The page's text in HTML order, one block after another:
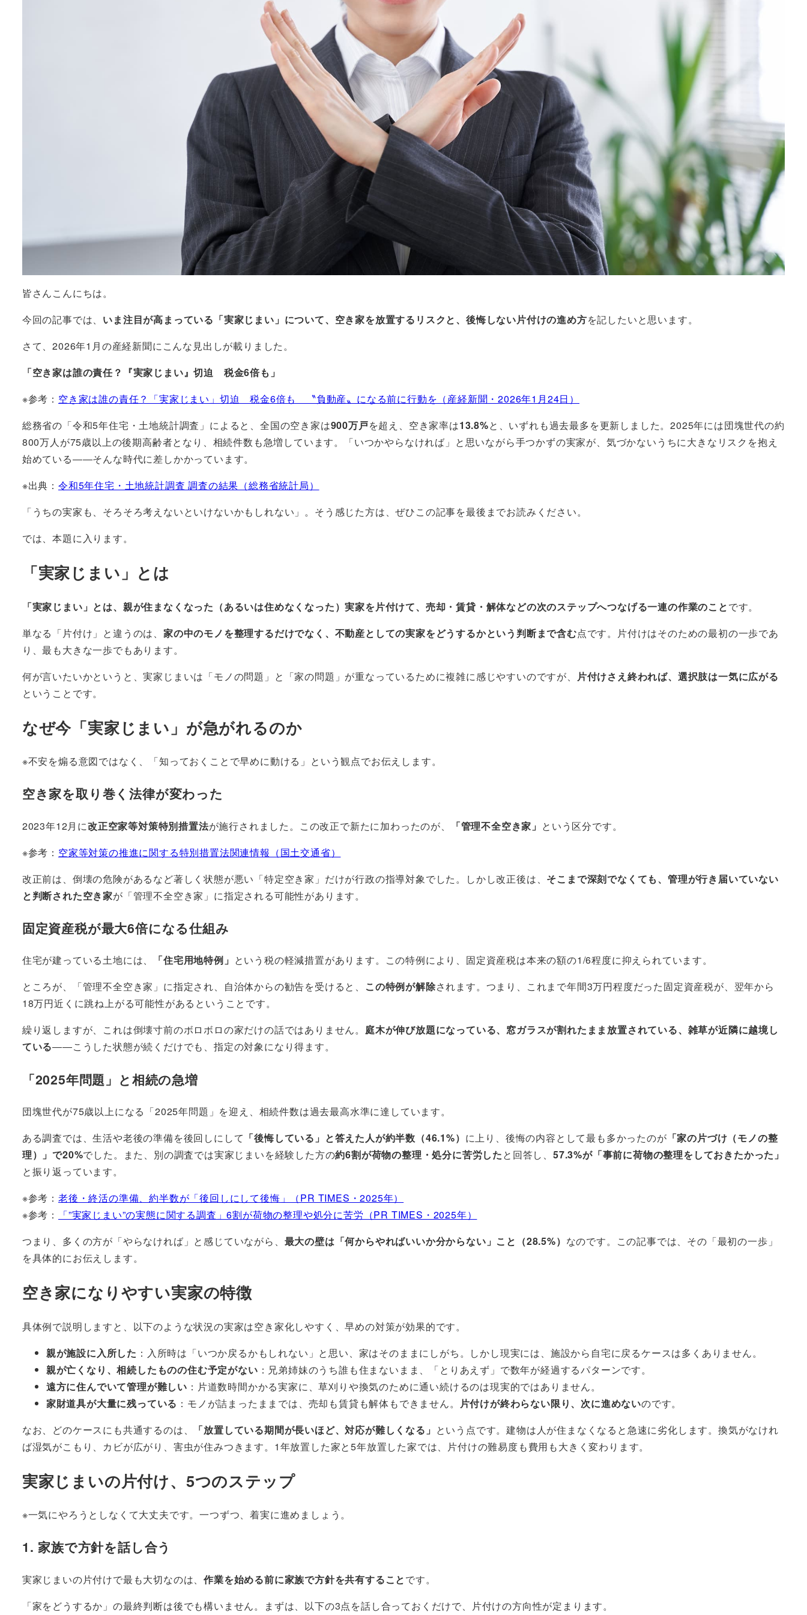
皆さんこんにちは。
今回の記事では、 いま注目が高まっている「実家じまい」について、空き家を放置するリスクと、後悔しない片付けの進め方を記したいと思います。
さて、2026年1月の産経新聞にこんな見出しが載りました。
「空き家は誰の責任？『実家じまい』切迫 税金6倍も」
※参考： 空き家は誰の責任？「実家じまい」切迫 税金6倍も 〝負動産〟になる前に行動を（産経新聞・2026年1月24日）
総務省の「令和5年住宅・土地統計調査」によると、全国の空き家は900万戸を超え、空き家率は13.8%と、いずれも過去最多を更新しました。2025年には団塊世代の約
800万人が75歳以上の後期高齢者となり、相続件数も急増しています。「いつかやらなければ」と思いながら手つかずの実家が、気づかないうちに大きなリスクを抱え
始めている――そんな時代に差しかかっています。
※出典： 令和5年住宅・土地統計調査 調査の結果（総務省統計局）
「うちの実家も、そろそろ考えないといけないかもしれない」。そう感じた方は、ぜひこの記事を最後までお読みください。
では、本題に入ります。
「実家じまい」とは
「実家じまい」とは、親が住まなくなった（あるいは住めなくなった）実家を片付けて、売却・賃貸・解体などの次のステップへつなげる一連の作業のことです。
単なる「片付け」と違うのは、 家の中のモノを整理するだけでなく、不動産としての実家をどうするかという判断まで含む点です。片付けはそのための最初の一歩であ
り、最も大きな一歩でもあります。
何が言いたいかというと、実家じまいは「モノの問題」と「家の問題」が重なっているために複雑に感じやすいのですが、 片付けさえ終われば、選択肢は一気に広がる
ということです。
なぜ今「実家じまい」が急がれるのか
※不安を煽る意図ではなく、「知っておくことで早めに動ける」という観点でお伝えします。
空き家を取り巻く法律が変わった
2023年12月に改正空家等対策特別措置法が施行されました。この改正で新たに加わったのが、 「管理不全空き家」 という区分です。
※参考： 空家等対策の推進に関する特別措置法関連情報（国土交通省）
改正前は、倒壊の危険があるなど著しく状態が悪い「特定空き家」だけが行政の指導対象でした。しかし改正後は、 そこまで深刻でなくても、管理が行き届いていない
と判断された空き家が「管理不全空き家」に指定される可能性があります。
固定資産税が最大6倍になる仕組み
住宅が建っている土地には、 「住宅用地特例」 という税の軽減措置があります。この特例により、固定資産税は本来の額の1/6程度に抑えられています。
ところが、「管理不全空き家」に指定され、自治体からの勧告を受けると、 この特例が解除されます。つまり、これまで年間3万円程度だった固定資産税が、翌年から
18万円近くに跳ね上がる可能性があるということです。
繰り返しますが、これは倒壊寸前のボロボロの家だけの話ではありません。 庭木が伸び放題になっている、窓ガラスが割れたまま放置されている、雑草が近隣に越境し
ている――こうした状態が続くだけでも、指定の対象になり得ます。
「2025年問題」と相続の急増
団塊世代が75歳以上になる「2025年問題」を迎え、相続件数は過去最高水準に達しています。
ある調査では、生活や老後の準備を後回しにして 「後悔している」と答えた人が約半数（46.1%） に上り、後悔の内容として最も多かったのが 「家の片づけ（モノの整
理）」で20%でした。また、別の調査では実家じまいを経験した方の約6割が荷物の整理・処分に苦労したと回答し、57.3%が「事前に荷物の整理をしておきたかった」
と振り返っています。
※参考： 老後・終活の準備、約半数が「後回しにして後悔」（PR TIMES・2025年）
※参考：
「”実家じまい”の実態に関する調査」6割が荷物の整理や処分に苦労（PR TIMES・2025年）
つまり、多くの方が「やらなければ」と感じていながら、 最大の壁は「何からやればいいか分からない」こと（28.5%） なのです。この記事では、その「最初の一歩」
を具体的にお伝えします。
空き家になりやすい実家の特徴
具体例で説明しますと、以下のような状況の実家は空き家化しやすく、早めの対策が効果的です。
親が施設に入所した ：入所時は「いつか戻るかもしれない」と思い、家はそのままにしがち。しかし現実には、施設から自宅に戻るケースは多くありません。
親が亡くなり、相続したものの住む予定がない ：兄弟姉妹のうち誰も住まないまま、「とりあえず」で数年が経過するパターンです。
遠方に住んでいて管理が難しい ：片道数時間かかる実家に、草刈りや換気のために通い続けるのは現実的ではありません。
家財道具が大量に残っている ：モノが詰まったままでは、売却も賃貸も解体もできません。 片付けが終わらない限り、次に進めないのです。
なお、どのケースにも共通するのは、
「放置している期間が長いほど、対応が難しくなる」 という点です。建物は人が住まなくなると急速に劣化します。換気がなけれ
ば湿気がこもり、カビが広がり、害虫が住みつきます。1年放置した家と5年放置した家では、片付けの難易度も費用も大きく変わります。
実家じまいの片付け、5つのステップ
※一気にやろうとしなくて大丈夫です。一つずつ、着実に進めましょう。
1. 家族で方針を話し合う
実家じまいの片付けで最も大切なのは、作業を始める前に家族で方針を共有することです。
「家をどうするか」の最終判断は後でも構いません。まずは、以下の3点を話し合っておくだけで、片付けの方向性が定まります。